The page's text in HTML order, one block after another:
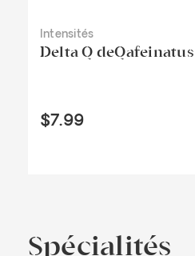
Intensités
Delta Q deQafeinatus
$7.99
Spécialités